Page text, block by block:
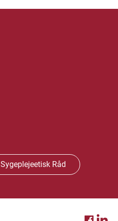
Sygeplejeetisk Råd